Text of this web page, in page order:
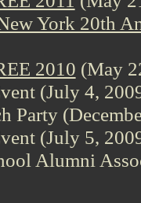
York 20th
2010 (May
(July 4,
Party
(July 5,
Alumni